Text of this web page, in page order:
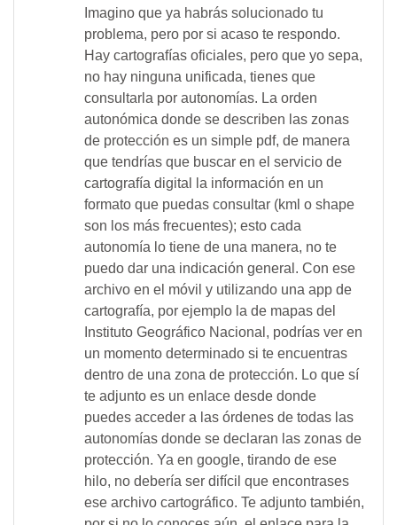
Imagino que ya habrás solucionado tu
problema, pero por si acaso te respondo.
Hay cartografías oficiales, pero que yo sepa,
no hay ninguna unificada, tienes que
consultarla por autonomías. La orden
autonómica donde se describen las zonas
de protección es un simple pdf, de manera
que tendrías que buscar en el servicio de
cartografía digital la información en un
formato que puedas consultar (kml o shape
son los más frecuentes); esto cada
autonomía lo tiene de una manera, no te
puedo dar una indicación general. Con ese
archivo en el móvil y utilizando una app de
cartografía, por ejemplo la de mapas del
Instituto Geográfico Nacional, podrías ver en
un momento determinado si te encuentras
dentro de una zona de protección. Lo que sí
te adjunto es un enlace desde donde
puedes acceder a las órdenes de todas las
autonomías donde se declaran las zonas de
protección. Ya en google, tirando de ese
hilo, no debería ser difícil que encontrases
ese archivo cartográfico. Te adjunto también,